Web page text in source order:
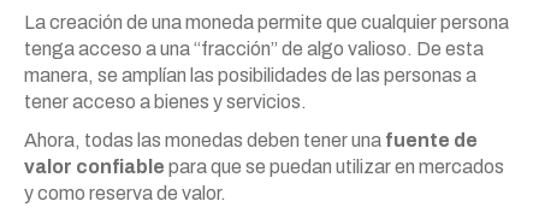
La creación de una moneda permite que cualquier persona
tenga acceso a una “fracción” de algo valioso. De esta
manera, se amplían las posibilidades de las personas a
tener acceso a bienes y servicios.
Ahora, todas las monedas deben tener una fuente de
valor confiable para que se puedan utilizar en mercados
y como reserva de valor.